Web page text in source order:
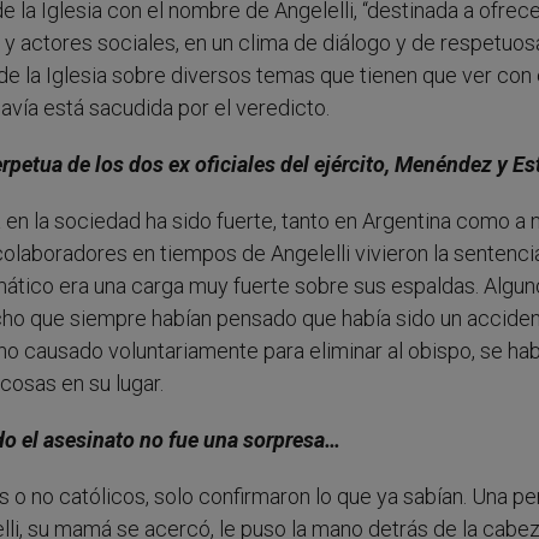
la Iglesia con el nombre de Angelelli, “destinada a
actores sociales, en un clima de diálogo y de
la Iglesia sobre diversos temas que tienen que ver con
está sacudida por el veredicto.
de los dos ex oficiales del ejército, Menéndez y
la sociedad ha sido fuerte, tanto en Argentina como a
en tiempos de Angelelli vivieron la
era una carga muy fuerte sobre sus espaldas.
que siempre habían pensado que había sido un
causado voluntariamente para eliminar al obispo, se
en su lugar.
el asesinato no fue una sorpresa…
no católicos, solo confirmaron lo que ya sabían. Una
su mamá se acercó, le puso la mano detrás de la